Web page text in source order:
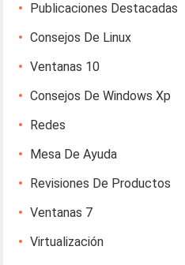
Publicaciones Destacadas
Consejos De Linux
Ventanas 10
Consejos De Windows Xp
Redes
Mesa De Ayuda
Revisiones De Productos
Ventanas 7
Virtualización